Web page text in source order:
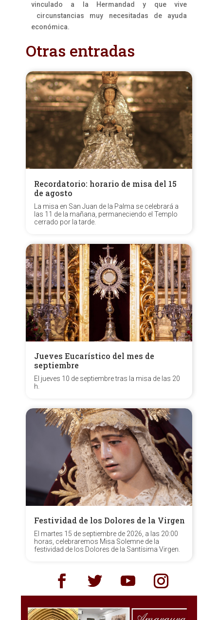
vinculado a la Hermandad y que vive
circunstancias muy necesitadas de ayuda
económica.
Otras entradas
Recordatorio: horario de misa del 15
de agosto
La misa en San Juan de la Palma se celebrará a
las 11 de la mañana, permaneciendo el Templo
cerrado por la tarde.
Jueves Eucarístico del mes de
septiembre
El jueves 10 de septiembre tras la misa de las 20
h.
Festividad de los Dolores de la Virgen
El martes 15 de septiembre de 2026, a las 20:00
horas, celebraremos Misa Solemne de la
festividad de los Dolores de la Santísima Virgen.